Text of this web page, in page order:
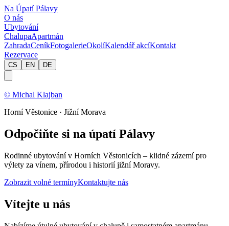
Na Úpatí Pálavy
O nás
Ubytování
ChalupaApartmán
ZahradaCeníkFotogalerieOkolíKalendář akcíKontakt
Rezervace
CS EN DE
© Michal Klajban
Horní Věstonice · Jižní Morava
Odpočiňte si na úpatí Pálavy
Rodinné ubytování v Horních Věstonicích – klidné zázemí pro
výlety za vínem, přírodou i historií jižní Moravy.
Zobrazit volné termínyKontaktujte nás
Vítejte u nás